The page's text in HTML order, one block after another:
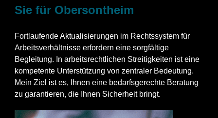
Sie für Obersontheim
Fortlaufende Aktualisierungen im Rechtssystem für
Arbeitsverhältnisse erfordern eine sorgfältige
Begleitung. In arbeitsrechtlichen Streitigkeiten ist eine
kompetente Unterstützung von zentraler Bedeutung.
Mein Ziel ist es, Ihnen eine bedarfsgerechte Beratung
zu garantieren, die Ihnen Sicherheit bringt.